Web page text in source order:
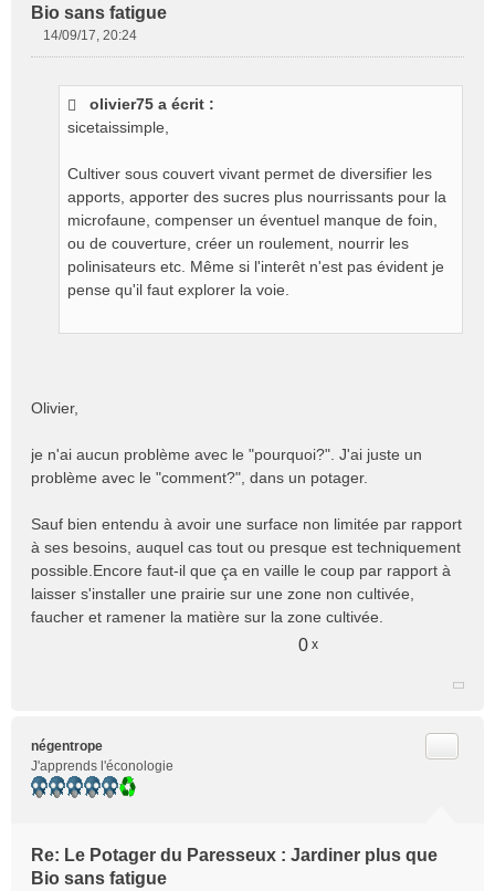
Bio sans fatigue
14/09/17, 20:24
olivier75 a écrit :
sicetaissimple,
Cultiver sous couvert vivant permet de diversifier les
apports, apporter des sucres plus nourrissants pour la
microfaune, compenser un éventuel manque de foin,
ou de couverture, créer un roulement, nourrir les
polinisateurs etc. Même si l'interêt n'est pas évident je
pense qu'il faut explorer la voie.
Olivier,
je n'ai aucun problème avec le "pourquoi?". J'ai juste un
problème avec le "comment?", dans un potager.
Sauf bien entendu à avoir une surface non limitée par rapport
à ses besoins, auquel cas tout ou presque est techniquement
possible.Encore faut-il que ça en vaille le coup par rapport à
laisser s'installer une prairie sur une zone non cultivée,
faucher et ramener la matière sur la zone cultivée.
0 x
négentrope
J'apprends l'éconologie
Re: Le Potager du Paresseux : Jardiner plus que
Bio sans fatigue